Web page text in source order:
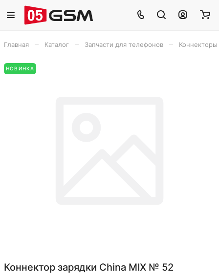
Главная Каталог Запчасти для телефонов Коннекторы
НОВИНКА
Коннектор зарядки China MIX № 52